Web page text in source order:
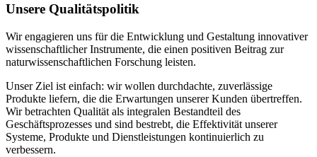
Unsere Qualitätspolitik
Wir engagieren uns für die Entwicklung und Gestaltung innovativer
wissenschaftlicher Instrumente, die einen positiven Beitrag zur
naturwissenschaftlichen Forschung leisten.
Unser Ziel ist einfach: wir wollen durchdachte, zuverlässige
Produkte liefern, die die Erwartungen unserer Kunden übertreffen.
Wir betrachten Qualität als integralen Bestandteil des
Geschäftsprozesses und sind bestrebt, die Effektivität unserer
Systeme, Produkte und Dienstleistungen kontinuierlich zu
verbessern.